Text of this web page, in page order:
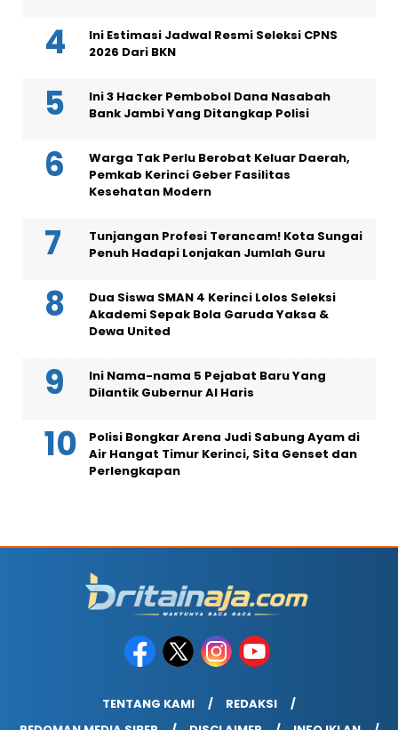
Ini Estimasi Jadwal Resmi Seleksi CPNS
2026 Dari BKN
Ini 3 Hacker Pembobol Dana Nasabah
Bank Jambi Yang Ditangkap Polisi
Warga Tak Perlu Berobat Keluar Daerah,
Pemkab Kerinci Geber Fasilitas
Kesehatan Modern
Tunjangan Profesi Terancam! Kota Sungai
Penuh Hadapi Lonjakan Jumlah Guru
Dua Siswa SMAN 4 Kerinci Lolos Seleksi
Akademi Sepak Bola Garuda Yaksa &
Dewa United
Ini Nama-nama 5 Pejabat Baru Yang
Dilantik Gubernur Al Haris
Polisi Bongkar Arena Judi Sabung Ayam di
Air Hangat Timur Kerinci, Sita Genset dan
Perlengkapan
TENTANG KAMI
REDAKSI